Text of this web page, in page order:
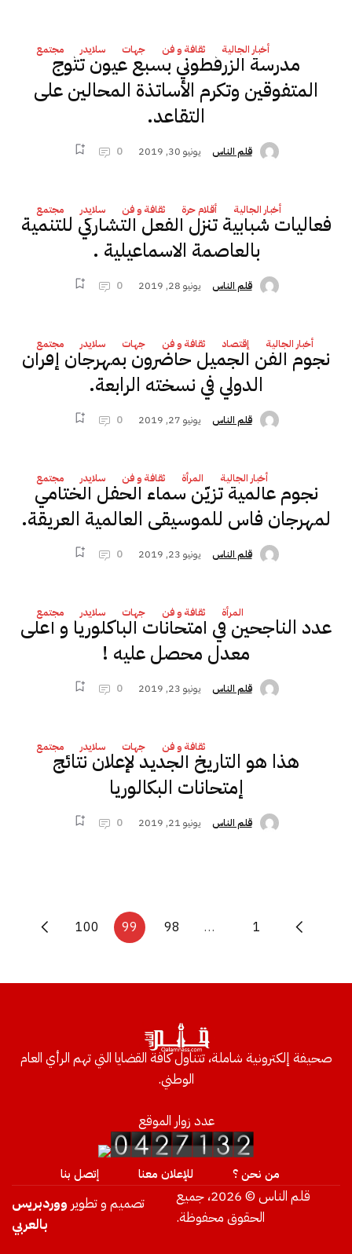
أخبار الجالية ثقافة و فن جهات سلايدر مجتمع
مدرسة الزرقطوني بسبع عيون تتّوج
المتفوقين وتكرم الأساتذة المحالين على
التقاعد.
قلم الناس يونيو 30, 2019 0
أخبار الجالية أقلام حرة ثقافة و فن سلايدر مجتمع
فعاليات شبابية تنّزل الفعل التشاركي للتّنمية
بالعاصمة الاسماعيلية .
قلم الناس يونيو 28, 2019 0
أخبار الجالية إقتصاد ثقافة و فن جهات سلايدر مجتمع
نجوم الفن الجميل حاضرون بمهرجان إفران
الدولي في نسخته الرابعة.
قلم الناس يونيو 27, 2019 0
أخبار الجالية المرأة ثقافة و فن سلايدر مجتمع
نجوم عالمية تزيّن سماء الحفل الختامي
لمهرجان فاس للموسيقى العالمية العريقة.
قلم الناس يونيو 23, 2019 0
المرأة ثقافة و فن جهات سلايدر مجتمع
عدد الناجحين في امتحانات الباكلوريا و أعلى
معدل محصل عليه !
قلم الناس يونيو 23, 2019 0
ثقافة و فن جهات سلايدر مجتمع
هذا هو التاريخ الجديد لإعلان نتائج
إمتحانات البكالوريا
قلم الناس يونيو 21, 2019 0
1
…
98
99
100
صحيفة إلكترونية شاملة، تتناول كافة القضايا التي تهم الرأي العام
الوطني.
عدد زوار الموقع
من نحن ؟ للإعلان معنا إتصل بنا
قلم الناس © 2026، جميع
الحقوق محفوظة.
تصميم و تطوير ووردبريس
بالعربي